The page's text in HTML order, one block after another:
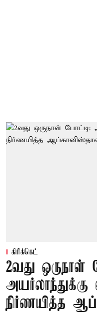
கிரிக்கெட்
2வது ஒருநாள்
நிர்ணயித்த